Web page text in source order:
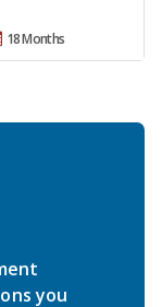
18 Months
you